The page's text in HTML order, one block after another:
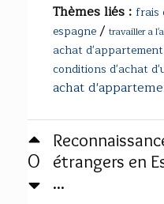
Thèmes liés : frais
espagne/ travailler a
achat
conditions d'achat
achat
0
étrangers en
...